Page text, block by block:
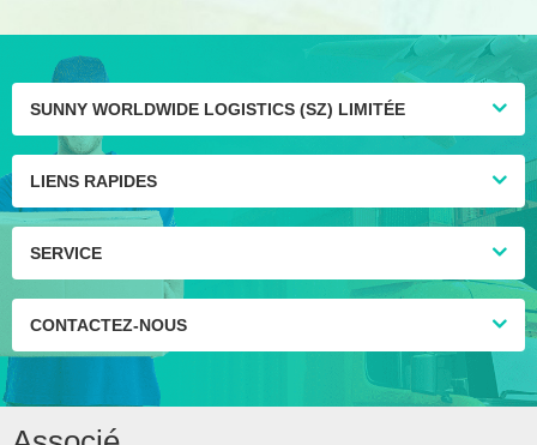
SUNNY WORLDWIDE LOGISTICS (SZ) LIMITÉE
LIENS RAPIDES
SERVICE
CONTACTEZ-NOUS